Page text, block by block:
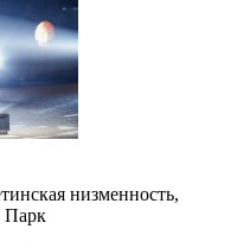
низменность,
Парк